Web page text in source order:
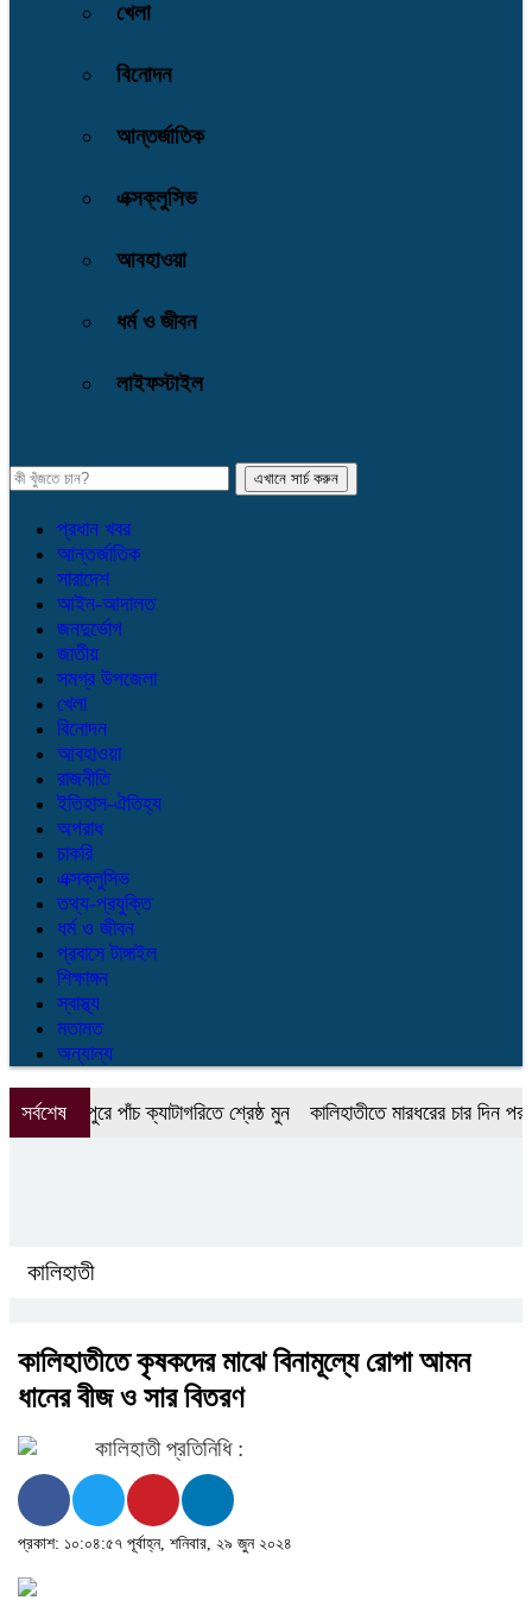
খেলা
বিনোদন
আন্তর্জাতিক
এক্সক্লুসিভ
আবহাওয়া
ধর্ম ও জীবন
লাইফস্টাইল
প্রধান খবর
আন্তর্জাতিক
সারাদেশ
আইন-আদালত
জনদুর্ভোগ
জাতীয়
সমগ্র উপজেলা
খেলা
বিনোদন
আবহাওয়া
রাজনীতি
ইতিহাস-ঐতিহ্য
অপরাধ
চাকরি
এক্সক্লুসিভ
তথ্য-প্রযুক্তি
ধর্ম ও জীবন
প্রবাসে টাঙ্গাইল
শিক্ষাঙ্গন
স্বাস্থ্য
মতামত
অন্যান্য
সর্বশেষ
গোপালপুরে পাঁচ ক্যাটাগরিতে শ্রেষ্ঠ মুন কালিহাতীতে মারধরের চার দিন পর
কালিহাতী
কালিহাতীতে কৃষকদের মাঝে বিনামূল্যে রোপা আমন
ধানের বীজ ও সার বিতরণ
কালিহাতী প্রতিনিধি :
প্রকাশ: ১০:০৪:৫৭ পূর্বাহ্ন, শনিবার, ২৯ জুন ২০২৪